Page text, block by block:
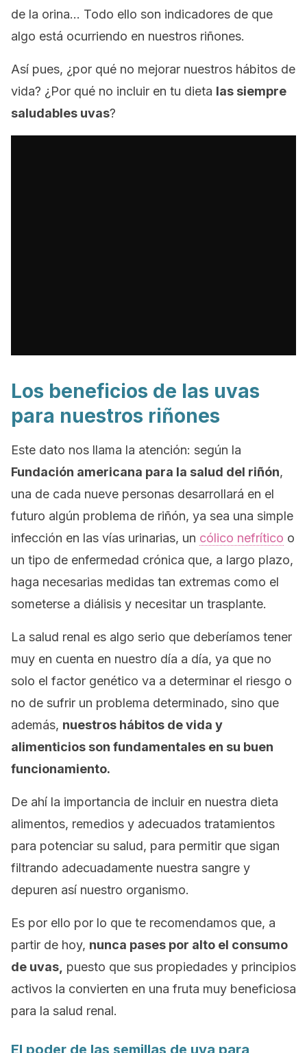
de la orina… Todo ello son indicadores de que
algo está ocurriendo en nuestros riñones.
Así pues, ¿por qué no mejorar nuestros hábitos de
vida? ¿Por qué no incluir en tu dieta las siempre
saludables uvas?
Los beneficios de las uvas
para nuestros riñones
Este dato nos llama la atención: según la
Fundación americana para la salud del riñón,
una de cada nueve personas desarrollará en el
futuro algún problema de riñón, ya sea una simple
infección en las vías urinarias, un cólico nefrítico o
un tipo de enfermedad crónica que, a largo plazo,
haga necesarias medidas tan extremas como el
someterse a diálisis y necesitar un trasplante.
La salud renal es algo serio que deberíamos tener
muy en cuenta en nuestro día a día, ya que no
solo el factor genético va a determinar el riesgo o
no de sufrir un problema determinado, sino que
además, nuestros hábitos de vida y
alimenticios son fundamentales en su buen
funcionamiento.
De ahí la importancia de incluir en nuestra dieta
alimentos, remedios y adecuados tratamientos
para potenciar su salud, para permitir que sigan
filtrando adecuadamente nuestra sangre y
depuren así nuestro organismo.
Es por ello por lo que te recomendamos que, a
partir de hoy, nunca pases por alto el consumo
de uvas, puesto que sus propiedades y principios
activos la convierten en una fruta muy beneficiosa
para la salud renal.
El poder de las semillas de uva para